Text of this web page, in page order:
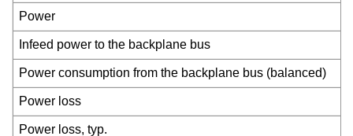
Power
Infeed power to the backplane bus
Power consumption from the backplane bus (balanced)
Power loss
Power loss, typ.